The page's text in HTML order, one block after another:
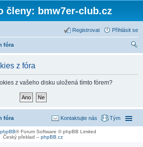
členy: bmw7er-club.cz
Přihlásit se
Registrovat
fóra
z fóra
z vašeho disku uložená tímto fórem?
fóra Tým
Kontaktujte nás
phpBB® Forum Software © phpBB Limited
Český překlad – phpBB.cz